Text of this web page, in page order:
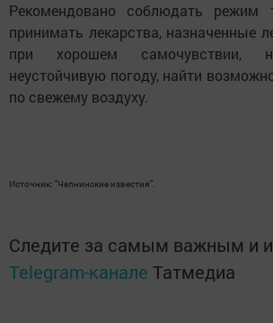
Рекомендовано соблюдать режим
принимать лекарства, назначенные
при хорошем самочувствии,
неустойчивую погоду, найти
по свежему воздуху.
Источник: "Челнинские известия".
Следите за самым важным и
Telegram-канале Татмедиа